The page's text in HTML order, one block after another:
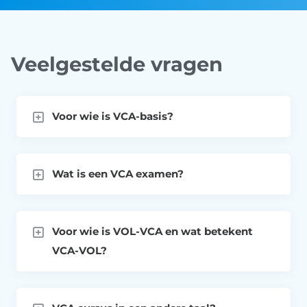
Veelgestelde vragen
Voor wie is VCA-basis?
Wat is een VCA examen?
Voor wie is VOL-VCA en wat betekent
VCA-VOL?